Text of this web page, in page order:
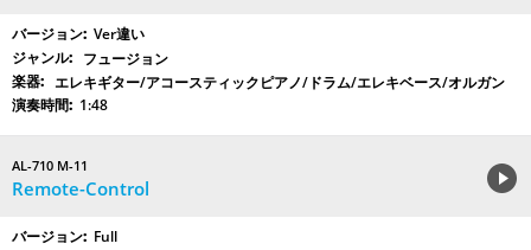
Ver違い
フュージョン
エレキギター/アコースティックピアノ/ドラム/エレキベース/オルガン
1:48
AL-710 M-11
Remote-Control
Full